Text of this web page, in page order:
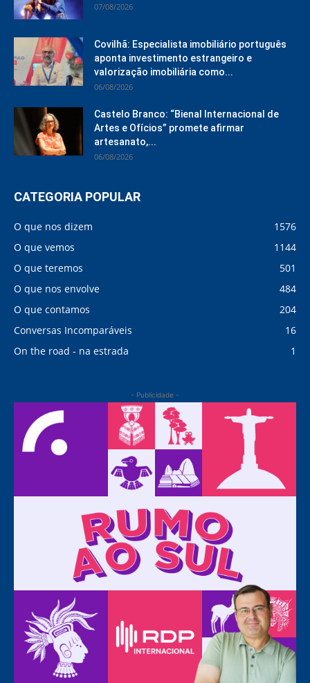
07/08/2026
Covilhã: Especialista imobiliário português
aponta investimento estrangeiro e
valorização imobiliária como...
06/08/2026
Castelo Branco: “Bienal Internacional de
Artes e Ofícios” promete afirmar
artesanato,...
06/08/2026
CATEGORIA POPULAR
O que nos dizem
1576
O que vemos
1144
O que teremos
501
O que nos envolve
484
O que contamos
204
Conversas Incomparáveis
16
On the road - na estrada
1
- Publicidade -